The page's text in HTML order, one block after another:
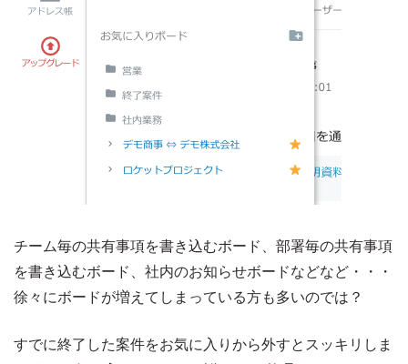
チーム毎の共有事項を書き込むボード、部署毎の共有事項
を書き込むボード、社内のお知らせボードなどなど・・・
徐々にボードが増えてしまっている方も多いのでは？
すでに終了した案件をお気に入りから外すとスッキリしま